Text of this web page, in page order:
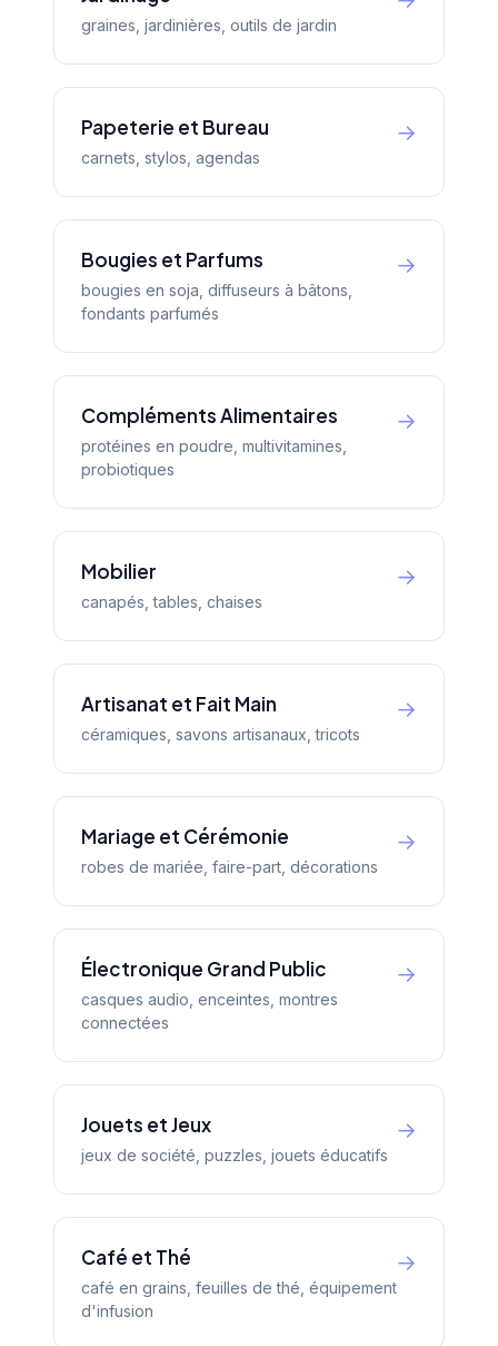
graines, jardinières, outils de jardin
Papeterie et Bureau
carnets, stylos, agendas
→
Bougies et Parfums
bougies en soja, diffuseurs à bâtons,
fondants parfumés
→
Compléments Alimentaires
protéines en poudre, multivitamines,
probiotiques
→
Mobilier
canapés, tables, chaises
→
Artisanat et Fait Main
céramiques, savons artisanaux, tricots
→
Mariage et Cérémonie
robes de mariée, faire-part, décorations
→
Électronique Grand Public
casques audio, enceintes, montres
connectées
→
Jouets et Jeux
jeux de société, puzzles, jouets éducatifs
→
Café et Thé
café en grains, feuilles de thé, équipement
d'infusion
→